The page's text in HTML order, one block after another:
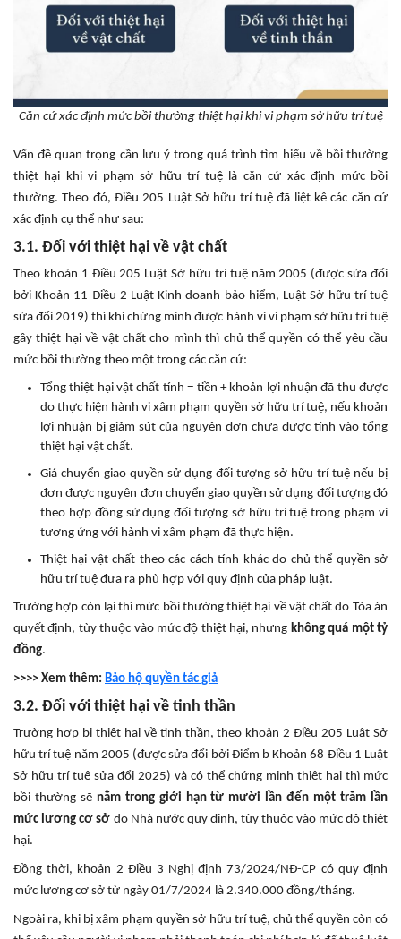
Căn cứ xác định mức bồi thường thiệt hại khi vi phạm sở hữu trí tuệ
Vấn đề quan trọng cần lưu ý trong quá trình tìm hiểu về bồi thường
thiệt hại khi vi phạm sở hữu trí tuệ là căn cứ xác định mức bồi
thường. Theo đó, Điều 205 Luật Sở hữu trí tuệ đã liệt kê các căn cứ
xác định cụ thể như sau:
3.1. Đối với thiệt hại về vật chất
Theo khoản 1 Điều 205 Luật Sở hữu trí tuệ năm 2005 (được sửa đổi
bởi Khoản 11 Điều 2 Luật Kinh doanh bảo hiểm, Luật Sở hữu trí tuệ
sửa đổi 2019) thì khi chứng minh được hành vi vi phạm sở hữu trí tuệ
gây thiệt hại về vật chất cho mình thì chủ thể quyền có thể yêu cầu
mức bồi thường theo một trong các căn cứ:
Tổng thiệt hại vật chất tính = tiền + khoản lợi nhuận đã thu được
do thực hiện hành vi xâm phạm quyền sở hữu trí tuệ, nếu khoản
lợi nhuận bị giảm sút của nguyên đơn chưa được tính vào tổng
thiệt hại vật chất.
Giá chuyển giao quyền sử dụng đối tượng sở hữu trí tuệ nếu bị
đơn được nguyên đơn chuyển giao quyền sử dụng đối tượng đó
theo hợp đồng sử dụng đối tượng sở hữu trí tuệ trong phạm vi
tương ứng với hành vi xâm phạm đã thực hiện.
Thiệt hại vật chất theo các cách tính khác do chủ thể quyền sở
hữu trí tuệ đưa ra phù hợp với quy định của pháp luật.
Trường hợp còn lại thì mức bồi thường thiệt hại về vật chất do Tòa án
quyết định, tùy thuộc vào mức độ thiệt hại, nhưng không quá một tỷ
đồng.
>>>> Xem thêm: Bảo hộ quyền tác giả
3.2. Đối với thiệt hại về tinh thần
Trường hợp bị thiệt hại về tinh thần, theo khoản 2 Điều 205 Luật Sở
hữu trí tuệ năm 2005 (được sửa đổi bởi Điểm b Khoản 68 Điều 1 Luật
Sở hữu trí tuệ sửa đổi 2025) và có thể chứng minh thiệt hại thì mức
bồi thường sẽ nằm trong giới hạn từ mười lần đến một trăm lần
mức lương cơ sở do Nhà nước quy định, tùy thuộc vào mức độ thiệt
hại.
Đồng thời, khoản 2 Điều 3 Nghị định 73/2024/NĐ-CP có quy định
mức lương cơ sở từ ngày 01/7/2024 là 2.340.000 đồng/tháng.
Ngoài ra, khi bị xâm phạm quyền sở hữu trí tuệ, chủ thể quyền còn có